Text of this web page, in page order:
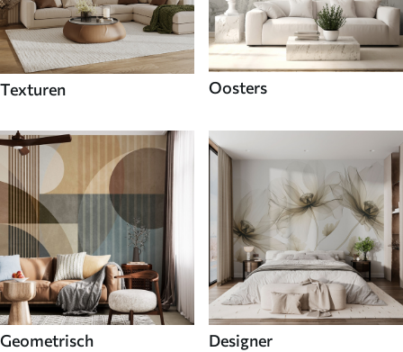
Texturen Oosters
Geometrisch Designer